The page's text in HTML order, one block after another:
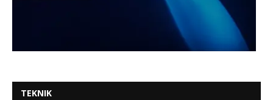
TEKNIK